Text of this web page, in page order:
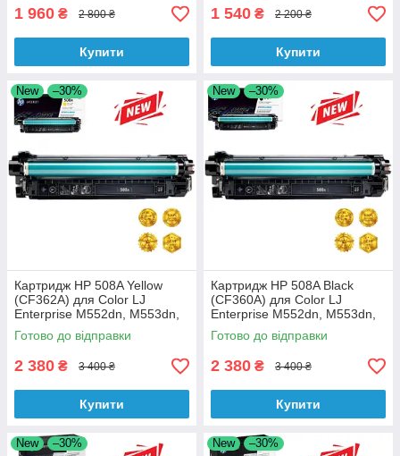
1 960 ₴ 2 800 ₴
Купити
1 540 ₴ 2 200 ₴
Купити
New –30%
Картридж HP 508A Yellow
(CF362A) для Color LJ
Enterprise M552dn, M553dn,
M553n, M553x аналог
Готово до відправки
2 380 ₴ 3 400 ₴
Купити
New –30%
Картридж HP 508A Black
(CF360A) для Color LJ
Enterprise M552dn, M553dn,
M553n, M553x аналог
Готово до відправки
2 380 ₴ 3 400 ₴
Купити
New –30% New –30%